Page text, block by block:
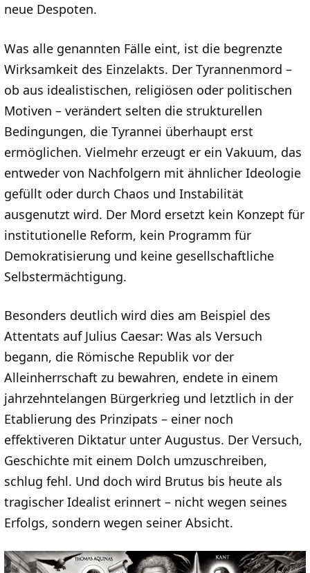
neue Despoten.
Was alle genannten Fälle eint, ist die begrenzte
Wirksamkeit des Einzelakts. Der Tyrannenmord –
ob aus idealistischen, religiösen oder politischen
Motiven – verändert selten die strukturellen
Bedingungen, die Tyrannei überhaupt erst
ermöglichen. Vielmehr erzeugt er ein Vakuum, das
entweder von Nachfolgern mit ähnlicher Ideologie
gefüllt oder durch Chaos und Instabilität
ausgenutzt wird. Der Mord ersetzt kein Konzept für
institutionelle Reform, kein Programm für
Demokratisierung und keine gesellschaftliche
Selbstermächtigung.
Besonders deutlich wird dies am Beispiel des
Attentats auf Julius Caesar: Was als Versuch
begann, die Römische Republik vor der
Alleinherrschaft zu bewahren, endete in einem
jahrzehntelangen Bürgerkrieg und letztlich in der
Etablierung des Prinzipats – einer noch
effektiveren Diktatur unter Augustus. Der Versuch,
Geschichte mit einem Dolch umzuschreiben,
schlug fehl. Und doch wird Brutus bis heute als
tragischer Idealist erinnert – nicht wegen seines
Erfolgs, sondern wegen seiner Absicht.